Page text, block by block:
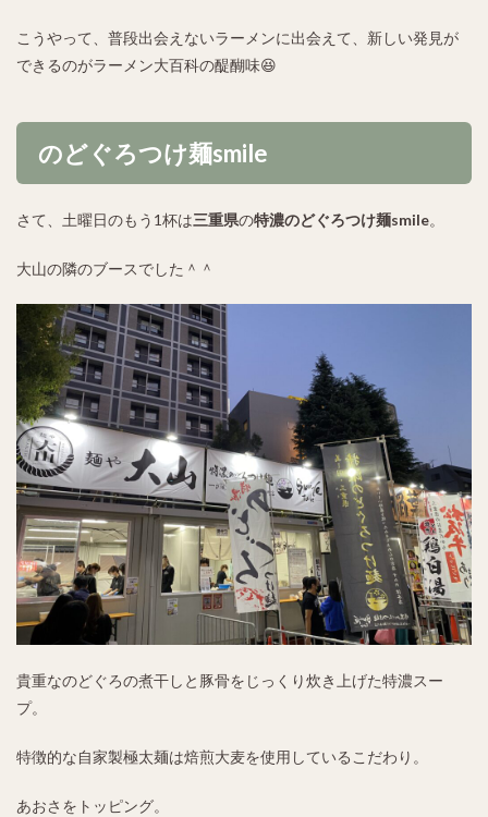
こうやって、普段出会えないラーメンに出会えて、新しい発見が
できるのがラーメン大百科の醍醐味😆
のどぐろつけ麺smile
さて、土曜日のもう1杯は三重県の特濃のどぐろつけ麺smile。
大山の隣のブースでした＾＾
貴重なのどぐろの煮干しと豚骨をじっくり炊き上げた特濃スー
プ。
特徴的な自家製極太麺は焙煎大麦を使用しているこだわり。
あおさをトッピング。